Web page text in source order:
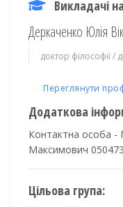
Викладачі
Деркаченко Юлія
доктор філософії /
Переглянути
Додаткова
Контактна особа -
Максимович
Цільова група: